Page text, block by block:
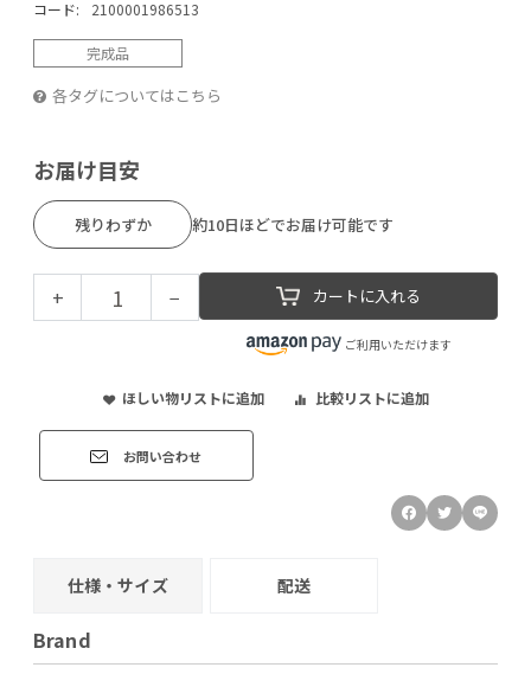
コード: 2100001986513
完成品
各タグについてはこちら
お届け目安
残りわずか 約10日ほどでお届け可能です
+ − カートに入れる
ご利用いただけます
ほしい物リストに追加 比較リストに追加
お問い合わせ
仕様・サイズ 配送
Brand